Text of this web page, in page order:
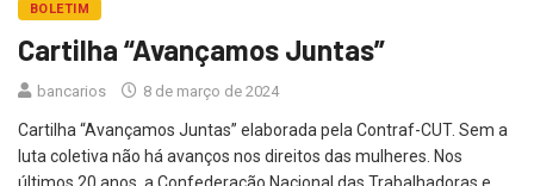
BOLETIM
Cartilha “Avançamos Juntas”
bancarios 8 de março de 2024
Cartilha “Avançamos Juntas” elaborada pela Contraf-CUT. Sem a
luta coletiva não há avanços nos direitos das mulheres. Nos